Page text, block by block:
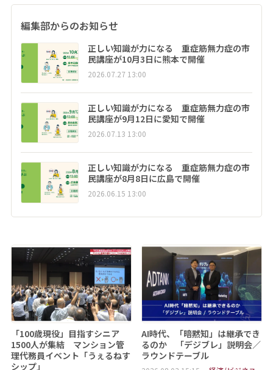
編集部からのお知らせ
正しい知識が力になる 重症筋無力症の市
民講座が10月3日に熊本で開催
2026.07.27 13:00
正しい知識が力になる 重症筋無力症の市
民講座が9月12日に愛知で開催
2026.07.13 13:00
正しい知識が力になる 重症筋無力症の市
民講座が8月8日に広島で開催
2026.06.15 13:00
「100歳現役」目指すシニア
1500人が集結 マンション管
理代務員イベント「うぇるねす
シップ」
AI時代、「暗黙知」は継承でき
るのか 「デジブレ」説明会／
ラウンドテーブル